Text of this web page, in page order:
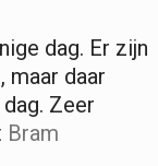
dag. Er zijn
maar daar
Zeer
Bram